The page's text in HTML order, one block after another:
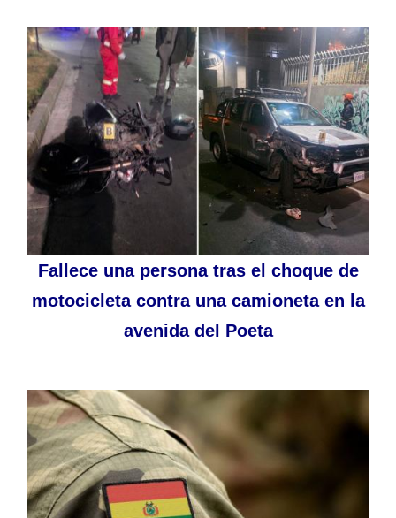
Fallece una persona tras el choque de
motocicleta contra una camioneta en la
avenida del Poeta